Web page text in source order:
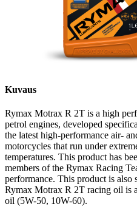
Kuvaus
Rymax Motrax R 2T is a high
petrol engines, developed
the latest high-performance air-
motorcycles that run under
temperatures. This product has
members of the Rymax Racing
performance. This product is also
Rymax Motrax R 2T racing oil is
oil (5W-50, 10W-60).